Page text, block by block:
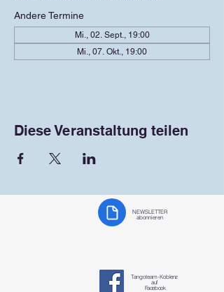
Andere Termine
Mi., 02. Sept., 19:00
Mi., 07. Okt., 19:00
Diese Veranstaltung teilen
NEWSLETTER
abonnieren
Tangoteam-Koblenz
auf
Facebook